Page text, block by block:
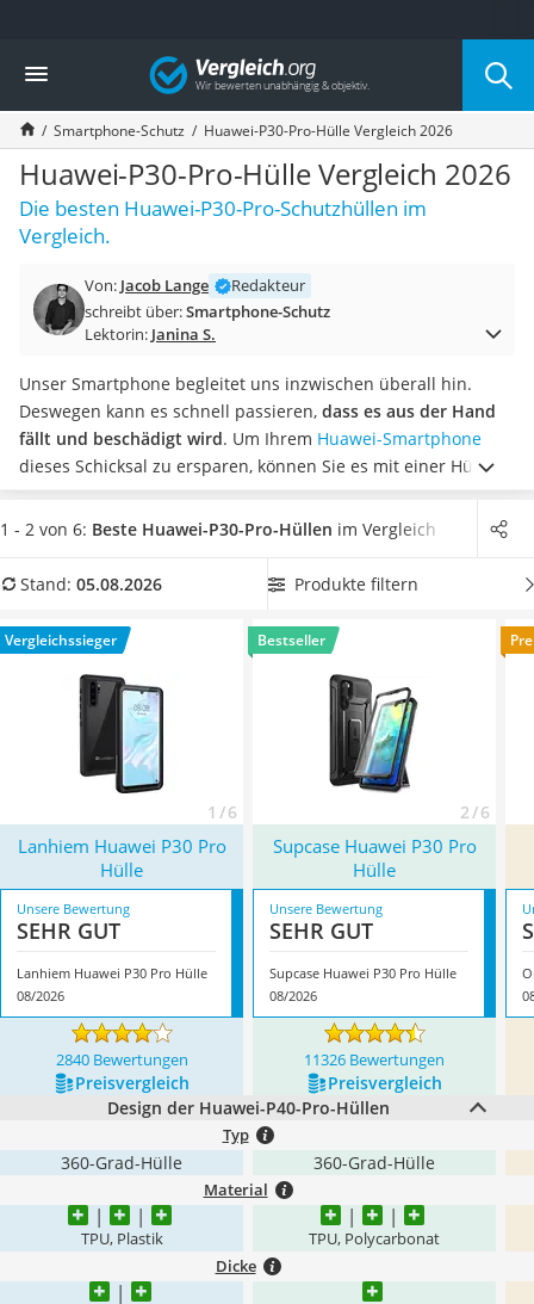
Die beliebtesten Vergleiche nach Kategorie
Elektronik
Powerstation
Monitor 32 Zoll 4K
Fernseher
Drucker
Desktop-PC
Monitor
Laser-Multifunktionsdrucker
Powerline-Adapter
Gaming-PC
Soundbar
17-Zoll-Laptop
Satellitenschüssel
Gaming-Headset
Schnurloses Telefon
Ladekabel Typ 2 Schuko
Acer Aspire
Service
Vergleich
Smartphone-Schutz Huawei-P30-Pro-Hülle Vergleich 2026
Huawei-P30-Pro-Hülle Vergleich 2026
Die besten Huawei-P30-Pro-Schutzhüllen im
Vergleich.
Von: Jacob Lange
Redakteur
schreibt über:Smartphone-Schutz
Lektorin: Janina S.
Unser Smartphone begleitet uns inzwischen überall hin.
Deswegen kann es schnell passieren, dass es aus der Hand
fällt und beschädigt wird. Um Ihrem Huawei-Smartphone
dieses Schicksal zu ersparen, können Sie es mit einer Hülle
schützen. Laut gängigen Online-Tests kanndurch einen
zusätzlichen Displayschutz eine optimale Schutzleistung
Vergleichstabelle eine stoß- und rutschfeste Huawei-P30-
Überzeugt hat uns hier im August 2026 besonders das
ModellLanhiem Huawei P30 Pro Hülle*
Eigenschaften.
1 - 2 von 6: Beste Huawei-P30-Pro-Hüllen im Vergleich
Stand: 05.08.2026 Produkte filtern
Vergleichssieger
1 / 6
Bestseller
2 / 6
Lanhiem Huawei P30 Pro
Hülle
Supcase Huawei P30 Pro
Hülle
Unsere Bewertung
SEHR GUT
Lanhiem Huawei P30 Pro Hülle
08/2026
Unsere Bewertung
SEHR GUT
Supcase Huawei P30 Pro Hülle
08/2026
2840 Bewertungen 11326 Bewertungen
Preis­vergleich
Preis­vergleich
Design der Huawei-P40-Pro-Hüllen
Typ
360-Grad-Hülle 360-Grad-Hülle
Material
TPU, Plastik TPU, Polycarbonat
Dicke